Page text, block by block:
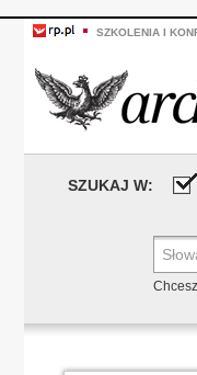
SZKOLENIA I
SZUKAJ W: